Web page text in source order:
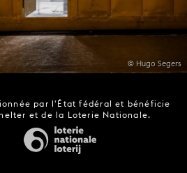
© Hugo Segers
par l'État fédéral et bénéficie
et de la Loterie Nationale.